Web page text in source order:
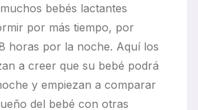
bebés lactantes
por más tiempo, por
horas por la noche. Aquí los
a creer que su bebé podrá
y empiezan a comparar
del bebé con otras